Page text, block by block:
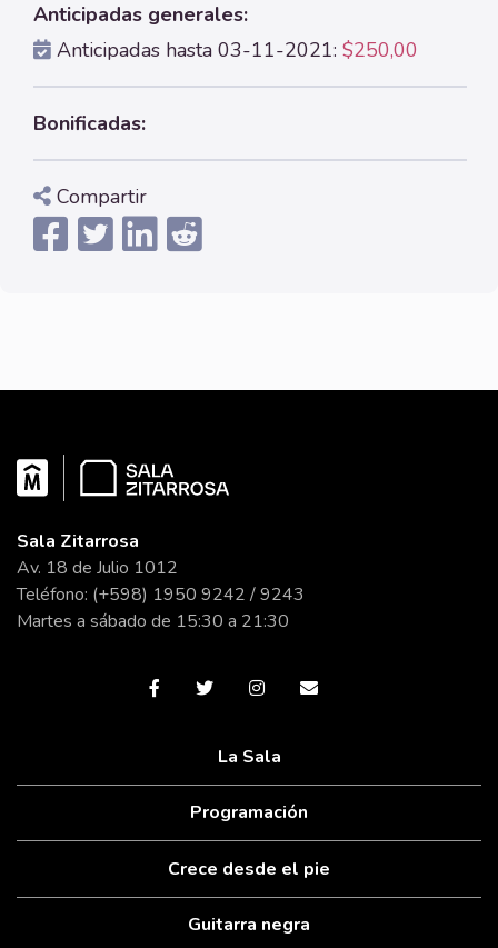
Anticipadas generales:
Anticipadas hasta 03-11-2021: $250,00
Bonificadas:
Compartir
Sala Zitarrosa
Av. 18 de Julio 1012
Teléfono: (+598) 1950 9242 / 9243
Martes a sábado de 15:30 a 21:30
La Sala
Programación
Crece desde el pie
Guitarra negra